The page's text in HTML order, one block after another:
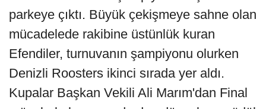
parkeye çıktı. Büyük çekişmeye sahne olan
mücadelede rakibine üstünlük kuran
Efendiler, turnuvanın şampiyonu olurken
Denizli Roosters ikinci sırada yer aldı.
Kupalar Başkan Vekili Ali Marım'dan Final